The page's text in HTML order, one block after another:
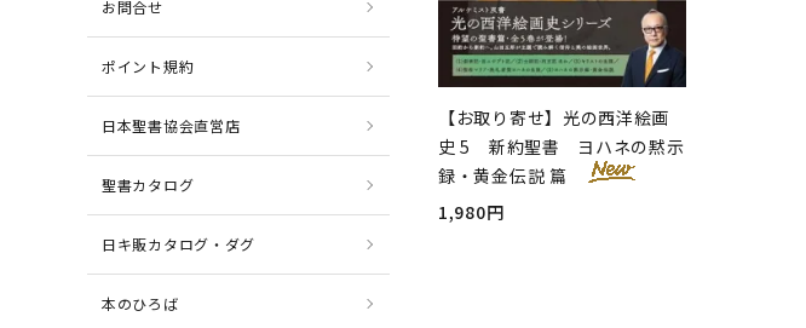
【お取り寄せ】光の西洋絵画
史 5 新約聖書 ヨハネの黙示
録・黄金伝説 篇
1,980円
お問合せ
ポイント規約
日本聖書協会直営店
聖書カタログ
日キ販カタログ・ダグ
本のひろば